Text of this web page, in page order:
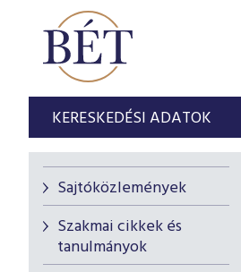
KERESKEDÉSI ADATOK
Sajtóközlemények
Szakmai cikkek és
tanulmányok